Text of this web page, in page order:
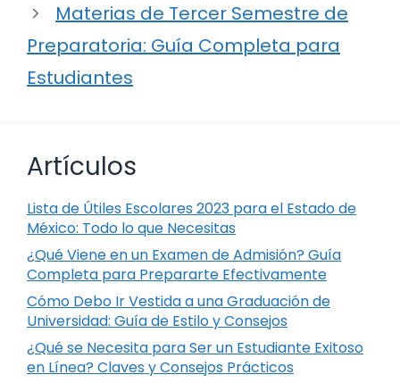
Materias de Tercer Semestre de
Preparatoria: Guía Completa para
Estudiantes
Artículos
Lista de Útiles Escolares 2023 para el Estado de
México: Todo lo que Necesitas
¿Qué Viene en un Examen de Admisión? Guía
Completa para Prepararte Efectivamente
Cómo Debo Ir Vestida a una Graduación de
Universidad: Guía de Estilo y Consejos
¿Qué se Necesita para Ser un Estudiante Exitoso
en Línea? Claves y Consejos Prácticos